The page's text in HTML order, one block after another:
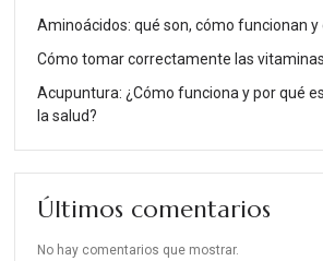
Aminoácidos: qué son, cómo funcionan
Cómo tomar correctamente las vitaminas
Acupuntura: ¿Cómo funciona y por qué
la salud?
Últimos comentarios
No hay comentarios que mostrar.